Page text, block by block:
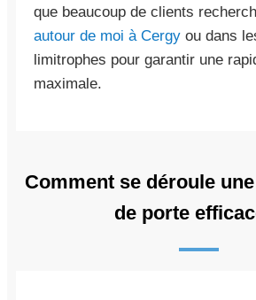
que beaucoup de clients
autour de moi à Cergy ou dans
limitrophes pour garantir une
maximale.
Comment se déroule
de porte